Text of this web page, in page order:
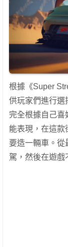
根據《Super
供玩家們進行選
完全根據自己喜
能表現，在這款
要造一輛車。從
駕，然後在遊戲